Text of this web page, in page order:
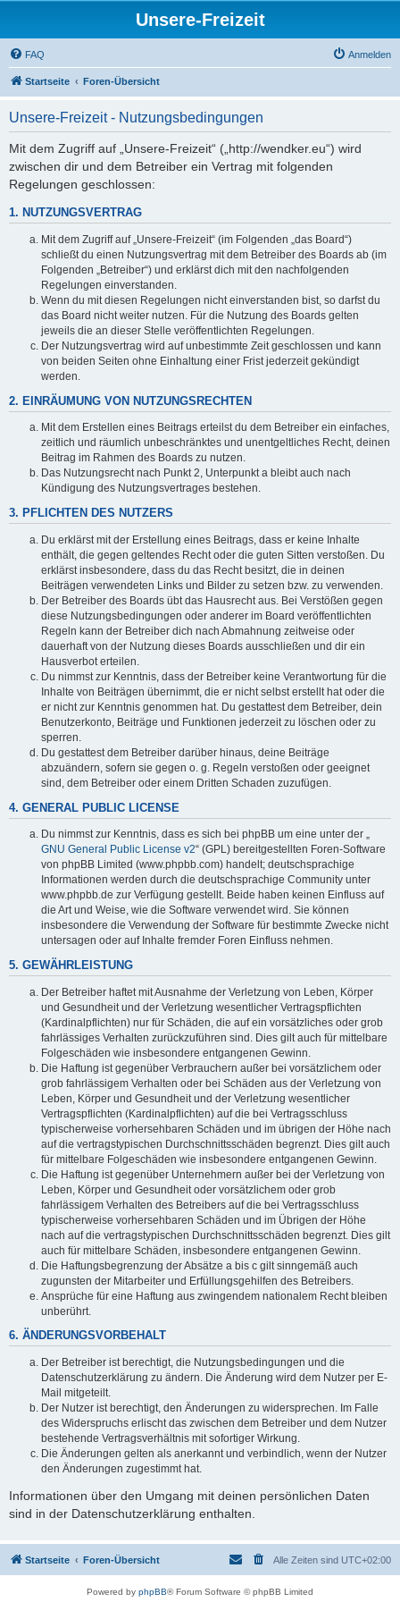
Unsere-Freizeit
FAQ Anmelden
Startseite Foren-Übersicht
Unsere-Freizeit - Nutzungsbedingungen
Mit dem Zugriff auf „Unsere-Freizeit“ („http://wendker.eu“) wird
zwischen dir und dem Betreiber ein Vertrag mit folgenden
Regelungen geschlossen:
1. NUTZUNGSVERTRAG
Mit dem Zugriff auf „Unsere-Freizeit“ (im Folgenden „das Board“)
schließt du einen Nutzungsvertrag mit dem Betreiber des Boards ab (im
Folgenden „Betreiber“) und erklärst dich mit den nachfolgenden
Regelungen einverstanden.
Wenn du mit diesen Regelungen nicht einverstanden bist, so darfst du
das Board nicht weiter nutzen. Für die Nutzung des Boards gelten
jeweils die an dieser Stelle veröffentlichten Regelungen.
Der Nutzungsvertrag wird auf unbestimmte Zeit geschlossen und kann
von beiden Seiten ohne Einhaltung einer Frist jederzeit gekündigt
werden.
2. EINRÄUMUNG VON NUTZUNGSRECHTEN
Mit dem Erstellen eines Beitrags erteilst du dem Betreiber ein einfaches,
zeitlich und räumlich unbeschränktes und unentgeltliches Recht, deinen
Beitrag im Rahmen des Boards zu nutzen.
Das Nutzungsrecht nach Punkt 2, Unterpunkt a bleibt auch nach
Kündigung des Nutzungsvertrages bestehen.
3. PFLICHTEN DES NUTZERS
Du erklärst mit der Erstellung eines Beitrags, dass er keine Inhalte
enthält, die gegen geltendes Recht oder die guten Sitten verstoßen. Du
erklärst insbesondere, dass du das Recht besitzt, die in deinen
Beiträgen verwendeten Links und Bilder zu setzen bzw. zu verwenden.
Der Betreiber des Boards übt das Hausrecht aus. Bei Verstößen gegen
diese Nutzungsbedingungen oder anderer im Board veröffentlichten
Regeln kann der Betreiber dich nach Abmahnung zeitweise oder
dauerhaft von der Nutzung dieses Boards ausschließen und dir ein
Hausverbot erteilen.
Du nimmst zur Kenntnis, dass der Betreiber keine Verantwortung für die
Inhalte von Beiträgen übernimmt, die er nicht selbst erstellt hat oder die
er nicht zur Kenntnis genommen hat. Du gestattest dem Betreiber, dein
Benutzerkonto, Beiträge und Funktionen jederzeit zu löschen oder zu
sperren.
Du gestattest dem Betreiber darüber hinaus, deine Beiträge
abzuändern, sofern sie gegen o. g. Regeln verstoßen oder geeignet
sind, dem Betreiber oder einem Dritten Schaden zuzufügen.
4. GENERAL PUBLIC LICENSE
Du nimmst zur Kenntnis, dass es sich bei phpBB um eine unter der „
GNU General Public License v2“ (GPL) bereitgestellten Foren-Software
von phpBB Limited (www.phpbb.com) handelt; deutschsprachige
Informationen werden durch die deutschsprachige Community unter
www.phpbb.de zur Verfügung gestellt. Beide haben keinen Einfluss auf
die Art und Weise, wie die Software verwendet wird. Sie können
insbesondere die Verwendung der Software für bestimmte Zwecke nicht
untersagen oder auf Inhalte fremder Foren Einfluss nehmen.
5. GEWÄHRLEISTUNG
Der Betreiber haftet mit Ausnahme der Verletzung von Leben, Körper
und Gesundheit und der Verletzung wesentlicher Vertragspflichten
(Kardinalpflichten) nur für Schäden, die auf ein vorsätzliches oder grob
fahrlässiges Verhalten zurückzuführen sind. Dies gilt auch für mittelbare
Folgeschäden wie insbesondere entgangenen Gewinn.
Die Haftung ist gegenüber Verbrauchern außer bei vorsätzlichem oder
grob fahrlässigem Verhalten oder bei Schäden aus der Verletzung von
Leben, Körper und Gesundheit und der Verletzung wesentlicher
Vertragspflichten (Kardinalpflichten) auf die bei Vertragsschluss
typischerweise vorhersehbaren Schäden und im übrigen der Höhe nach
auf die vertragstypischen Durchschnittsschäden begrenzt. Dies gilt auch
für mittelbare Folgeschäden wie insbesondere entgangenen Gewinn.
Die Haftung ist gegenüber Unternehmern außer bei der Verletzung von
Leben, Körper und Gesundheit oder vorsätzlichem oder grob
fahrlässigem Verhalten des Betreibers auf die bei Vertragsschluss
typischerweise vorhersehbaren Schäden und im Übrigen der Höhe
nach auf die vertragstypischen Durchschnittsschäden begrenzt. Dies gilt
auch für mittelbare Schäden, insbesondere entgangenen Gewinn.
Die Haftungsbegrenzung der Absätze a bis c gilt sinngemäß auch
zugunsten der Mitarbeiter und Erfüllungsgehilfen des Betreibers.
Ansprüche für eine Haftung aus zwingendem nationalem Recht bleiben
unberührt.
6. ÄNDERUNGSVORBEHALT
Der Betreiber ist berechtigt, die Nutzungsbedingungen und die
Datenschutzerklärung zu ändern. Die Änderung wird dem Nutzer per E-
Mail mitgeteilt.
Der Nutzer ist berechtigt, den Änderungen zu widersprechen. Im Falle
des Widerspruchs erlischt das zwischen dem Betreiber und dem Nutzer
bestehende Vertragsverhältnis mit sofortiger Wirkung.
Die Änderungen gelten als anerkannt und verbindlich, wenn der Nutzer
den Änderungen zugestimmt hat.
Informationen über den Umgang mit deinen persönlichen Daten
sind in der Datenschutzerklärung enthalten.
Startseite Foren-Übersicht Alle Zeiten sind UTC+02:00
Powered by phpBB® Forum Software © phpBB Limited